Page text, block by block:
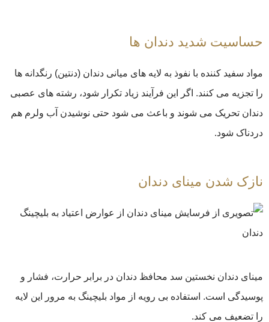
حساسیت شدید دندان‌ ها
مواد سفید کننده با نفوذ به لایه ‌های میانی دندان (دنتین) رنگدانه ‌ها
را تجزیه می‌ کنند. اگر این فرآیند زیاد تکرار شود، رشته‌ های عصبی
دندان تحریک می ‌شوند و باعث می‌ شود حتی نوشیدن آب ولرم هم
دردناک شود.
نازک شدن مینای دندان
مینای دندان نخستین سد محافظ دندان در برابر حرارت، فشار و
پوسیدگی است. استفاده بی ‌رویه از مواد بلیچینگ به مرور این لایه
را تضعیف می ‌کند.